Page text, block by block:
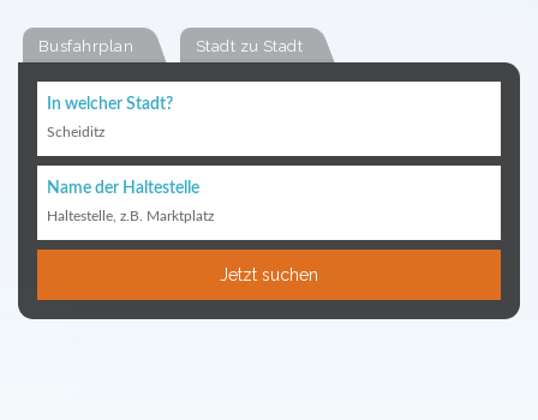
Busfahrplan Stadt zu Stadt
In welcher Stadt?
Scheiditz
Name der Haltestelle
Haltestelle, z.B. Marktplatz
Jetzt suchen